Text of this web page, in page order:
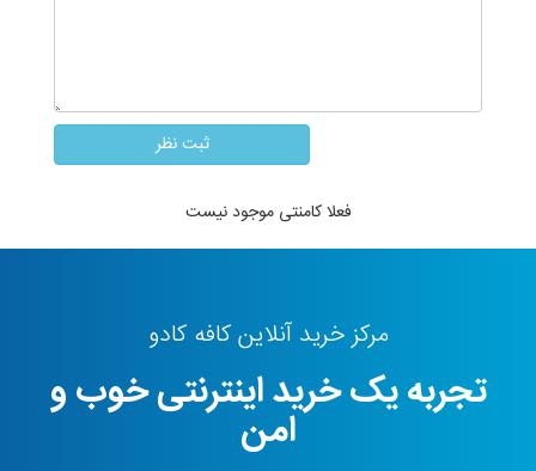
فعلا کامنتی موجود نیست
مرکز خرید آنلاین کافه کادو
تجربه یک خرید اینترنتی خوب و
امن